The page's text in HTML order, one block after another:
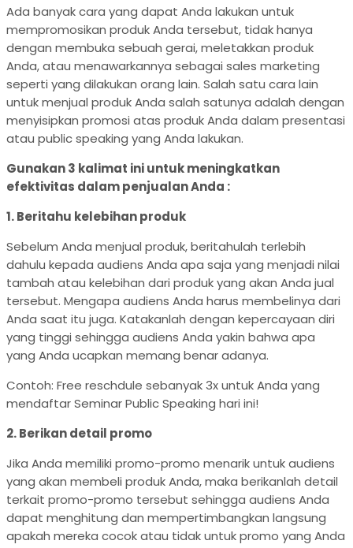
Ada banyak cara yang dapat Anda lakukan untuk
mempromosikan produk Anda tersebut, tidak hanya
dengan membuka sebuah gerai, meletakkan produk
Anda, atau menawarkannya sebagai sales marketing
seperti yang dilakukan orang lain. Salah satu cara lain
untuk menjual produk Anda salah satunya adalah dengan
menyisipkan promosi atas produk Anda dalam presentasi
atau public speaking yang Anda lakukan.
Gunakan 3 kalimat ini untuk meningkatkan
efektivitas dalam penjualan Anda :
1. Beritahu kelebihan produk
Sebelum Anda menjual produk, beritahulah terlebih
dahulu kepada audiens Anda apa saja yang menjadi nilai
tambah atau kelebihan dari produk yang akan Anda jual
tersebut. Mengapa audiens Anda harus membelinya dari
Anda saat itu juga. Katakanlah dengan kepercayaan diri
yang tinggi sehingga audiens Anda yakin bahwa apa
yang Anda ucapkan memang benar adanya.
Contoh: Free reschdule sebanyak 3x untuk Anda yang
mendaftar Seminar Public Speaking hari ini!
2. Berikan detail promo
Jika Anda memiliki promo-promo menarik untuk audiens
yang akan membeli produk Anda, maka berikanlah detail
terkait promo-promo tersebut sehingga audiens Anda
dapat menghitung dan mempertimbangkan langsung
apakah mereka cocok atau tidak untuk promo yang Anda